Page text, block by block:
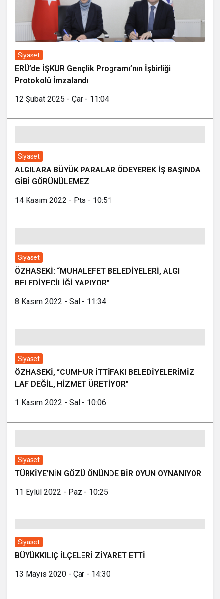
Siyaset
ERÜ’de İŞKUR Gençlik Programı’nın İşbirliği
Protokolü İmzalandı
12 Şubat 2025 - Çar - 11:04
Siyaset
ALGILARA BÜYÜK PARALAR ÖDEYEREK İŞ BAŞINDA
GİBİ GÖRÜNÜLEMEZ
14 Kasım 2022 - Pts - 10:51
Siyaset
ÖZHASEKİ: “MUHALEFET BELEDİYELERİ, ALGI
BELEDİYECİLİĞİ YAPIYOR”
8 Kasım 2022 - Sal - 11:34
Siyaset
ÖZHASEKİ, “CUMHUR İTTİFAKI BELEDİYELERİMİZ
LAF DEĞİL, HİZMET ÜRETİYOR”
1 Kasım 2022 - Sal - 10:06
Siyaset
TÜRKİYE’NİN GÖZÜ ÖNÜNDE BİR OYUN OYNANIYOR
11 Eylül 2022 - Paz - 10:25
Siyaset
BÜYÜKKILIÇ İLÇELERİ ZİYARET ETTİ
13 Mayıs 2020 - Çar - 14:30